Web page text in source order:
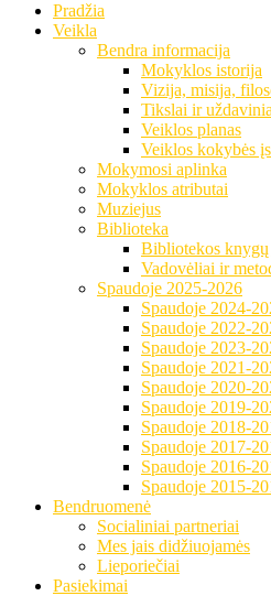
Pradžia
Veikla
Bendra informacija
Mokyklos istorija
Vizija, misija,
Tikslai ir
Veiklos planas
Veiklos kokybės
Mokymosi aplinka
Mokyklos atributai
Muziejus
Biblioteka
Bibliotekos knygų
Vadovėliai ir
Spaudoje 2025-2026
Spaudoje 2024-
Spaudoje 2022-
Spaudoje 2023-
Spaudoje 2021-
Spaudoje 2020-
Spaudoje 2019-
Spaudoje 2018-
Spaudoje 2017-
Spaudoje 2016-
Spaudoje 2015-
Bendruomenė
Socialiniai partneriai
Mes jais didžiuojamės
Lieporiečiai
Pasiekimai